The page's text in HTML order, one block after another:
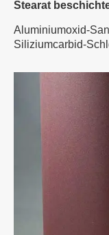
Stearat
Aluminiumoxid-
Siliziumcarbid-